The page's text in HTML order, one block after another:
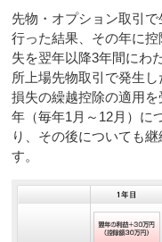
先物・オプション取引
行った結果、その年に
失を翌年以降3年間にわ
所上場先物取引で発生
損失の繰越控除の適用
年（毎年1月～12月）に
り、その後についても
す。